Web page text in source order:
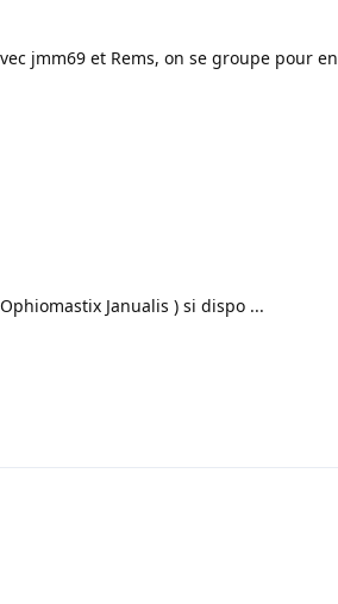
jmm69 et Rems, on se groupe pour en
Janualis ) si dispo ...